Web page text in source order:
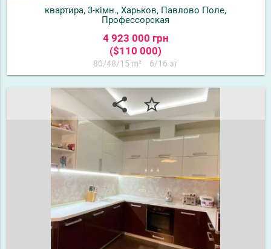
квартира, 3-кімн., Харьков, Павлово Поле,
Профессорская
4 923 000 грн
($110 000)
80/48/15 m² 6/16 эт
share star_border